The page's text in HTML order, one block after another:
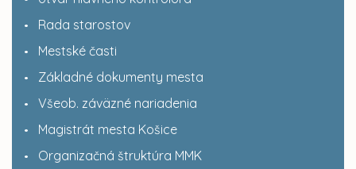
Rada starostov
Mestské časti
Základné dokumenty mesta
Všeob. záväzné nariadenia
Magistrát mesta Košice
Organizačná štruktúra MMK